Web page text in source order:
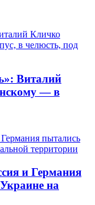
Виталий
— в
и Германия
на